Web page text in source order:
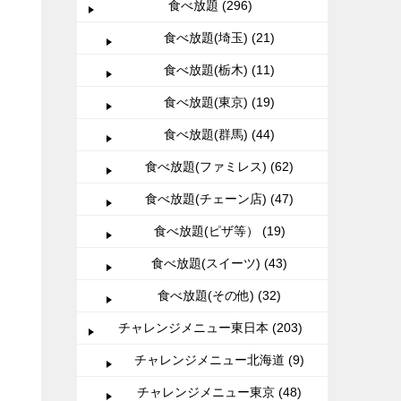
食べ放題 (296)
食べ放題(埼玉) (21)
食べ放題(栃木) (11)
食べ放題(東京) (19)
食べ放題(群馬) (44)
食べ放題(ファミレス) (62)
食べ放題(チェーン店) (47)
食べ放題(ピザ等） (19)
食べ放題(スイーツ) (43)
食べ放題(その他) (32)
チャレンジメニュー東日本 (203)
チャレンジメニュー北海道 (9)
チャレンジメニュー東京 (48)